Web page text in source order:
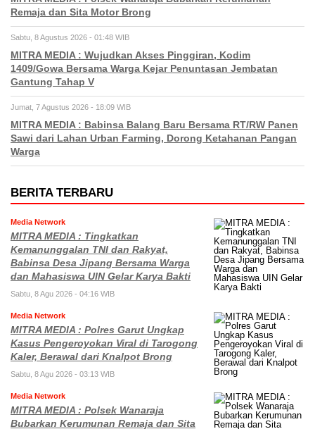
Remaja dan Sita Motor Brong
Sabtu, 8 Agustus 2026 - 01:48 WIB
MITRA MEDIA : Wujudkan Akses Pinggiran, Kodim
1409/Gowa Bersama Warga Kejar Penuntasan Jembatan
Gantung Tahap V
Jumat, 7 Agustus 2026 - 18:09 WIB
MITRA MEDIA : Babinsa Balang Baru Bersama RT/RW Panen
Sawi dari Lahan Urban Farming, Dorong Ketahanan Pangan
Warga
BERITA TERBARU
Media Network
MITRA MEDIA : Tingkatkan
Kemanunggalan TNI dan Rakyat,
Babinsa Desa Jipang Bersama Warga
dan Mahasiswa UIN Gelar Karya Bakti
Sabtu, 8 Agu 2026 - 04:16 WIB
Media Network
MITRA MEDIA : Polres Garut Ungkap
Kasus Pengeroyokan Viral di Tarogong
Kaler, Berawal dari Knalpot Brong
Sabtu, 8 Agu 2026 - 03:13 WIB
Media Network
MITRA MEDIA : Polsek Wanaraja
Bubarkan Kerumunan Remaja dan Sita